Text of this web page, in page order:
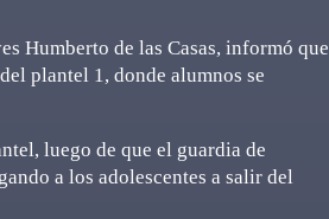
Humberto de las Casas, informó que
plantel 1, donde alumnos se
luego de que el guardia de
a los adolescentes a salir del